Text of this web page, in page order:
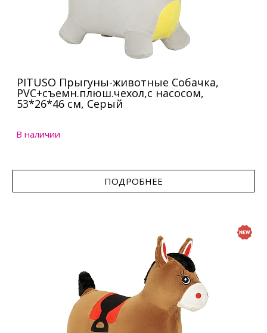
PITUSO Прыгуны-животные Собачка,
PVC+съемн.плюш.чехол,с насосом,
53*26*46 см, Серый
В наличии
ПОДРОБНЕЕ